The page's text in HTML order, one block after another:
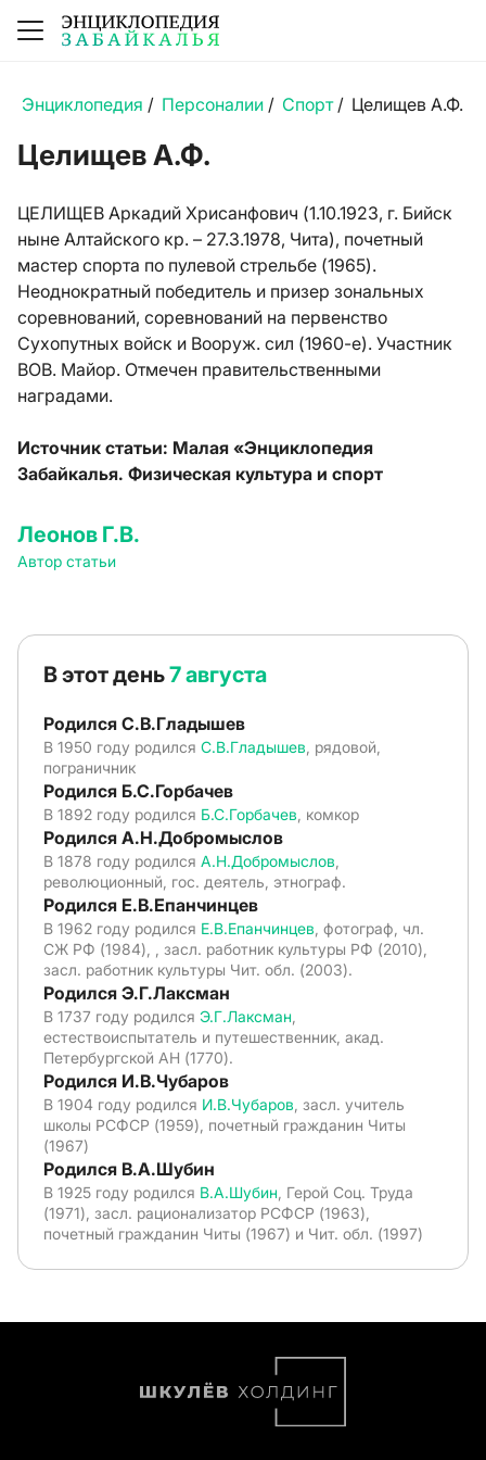
Энциклопедия / Персоналии / Спорт/ Целищев А.Ф.
Целищев А.Ф.
ЦЕЛИЩЕВ Аркадий Хрисанфович (1.10.1923, г. Бийск
ныне Алтайского кр. – 27.3.1978, Чита), почетный
мастер спорта по пулевой стрельбе (1965).
Неоднократный победитель и призер зональных
соревнований, соревнований на первенство
Сухопутных войск и Вооруж. сил (1960-е). Участник
ВОВ. Майор. Отмечен правительственными
наградами.
Источник статьи: Малая «Энциклопедия
Забайкалья. Физическая культура и спорт
Леонов Г.В.
Автор статьи
В этот день7 августа
Родился С.В.Гладышев
В 1950 году родился С.В.Гладышев , рядовой,
пограничник
Родился Б.С.Горбачев
В 1892 году родился Б.С.Горбачев , комкор
Родился А.Н.Добромыслов
В 1878 году родился А.Н.Добромыслов
революционный, гос. деятель, этнограф.
Родился Е.В.Епанчинцев
В 1962 году родился Е.В.Епанчинцев , фотограф, чл.
СЖ РФ (1984), , засл. работник культуры РФ (2010),
засл. работник культуры Чит. обл. (2003).
Родился Э.Г.Лаксман
В 1737 году родился Э.Г.Лаксман
естествоиспытатель и путешественник, акад.
Петербургской АН (1770).
Родился И.В.Чубаров
В 1904 году родился И.В.Чубаров , засл. учитель
школы РСФСР (1959), почетный гражданин Читы
(1967)
Родился В.А.Шубин
В 1925 году родился В.А.Шубин , Герой Соц. Труда
(1971), засл. рационализатор РСФСР (1963),
почетный гражданин Читы (1967) и Чит. обл. (1997)